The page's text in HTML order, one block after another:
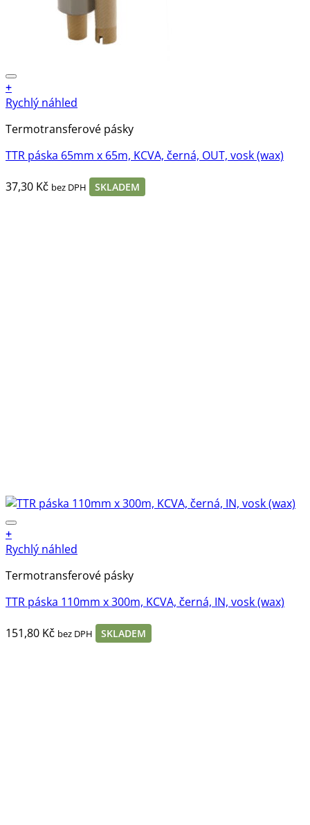
+
Rychlý náhled
Termotransferové pásky
TTR páska 65mm x 65m, KCVA, černá, OUT, vosk (wax)
37,30 Kč bez DPH SKLADEM
+
Rychlý náhled
Termotransferové pásky
TTR páska 110mm x 300m, KCVA, černá, IN, vosk (wax)
151,80 Kč bez DPH SKLADEM